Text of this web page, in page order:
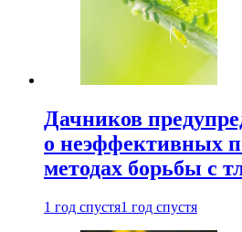
Дачников
о неэффективных
методах борьбы с
1 год спустя1 год спустя